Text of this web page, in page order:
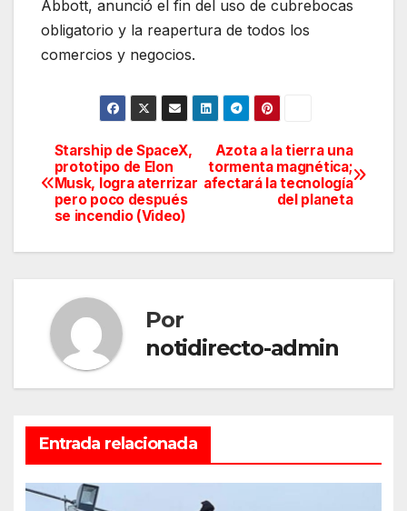
Abbott, anunció el fin del uso de cubrebocas
obligatorio y la reapertura de todos los
comercios y negocios.
Navegación
de
entradas
Azota a la tierra una
tormenta magnética;
afectará la tecnología
del planeta
Starship de SpaceX,
prototipo de Elon
Musk, logra aterrizar
pero poco después
se incendio (Video)
Por
notidirecto-admin
Entrada relacionada